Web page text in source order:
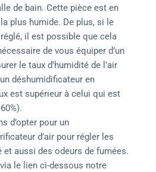
de bain. Cette pièce est en
plus humide. De plus, si le
réglé, il est possible que cela
de vous équiper d’un
le taux d’humidité de l’air
déshumidificateur en
est supérieur à celui qui est
d’opter pour un
d’air pour régler les
et aussi des odeurs de fumées.
le lien ci-dessous notre